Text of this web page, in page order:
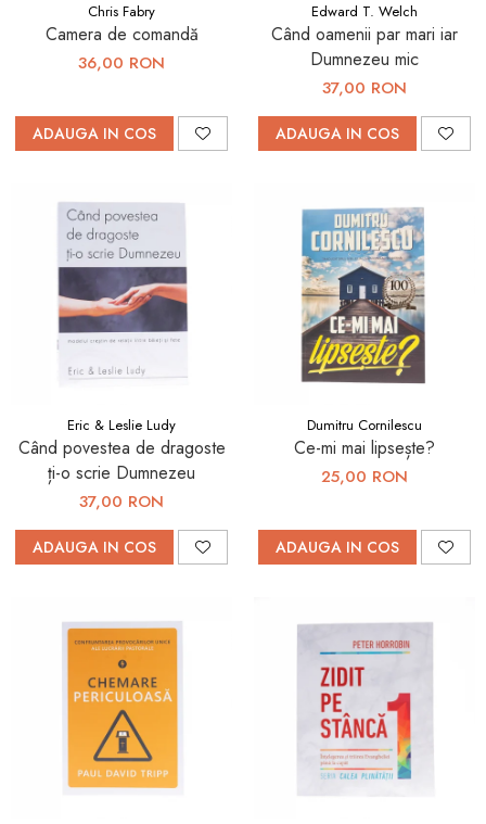
Chris Fabry
Camera de comandă
36,00 RON
ADAUGA IN COS
Edward T. Welch
Când oamenii par mari iar
Dumnezeu mic
37,00 RON
ADAUGA IN COS
Eric & Leslie Ludy
Când povestea de dragoste
ți-o scrie Dumnezeu
37,00 RON
ADAUGA IN COS
Dumitru Cornilescu
Ce-mi mai lipsește?
25,00 RON
ADAUGA IN COS